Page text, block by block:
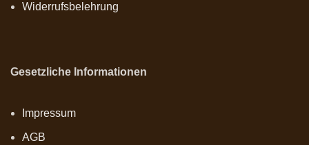
Widerrufsbelehrung
Gesetzliche Informationen
Impressum
AGB